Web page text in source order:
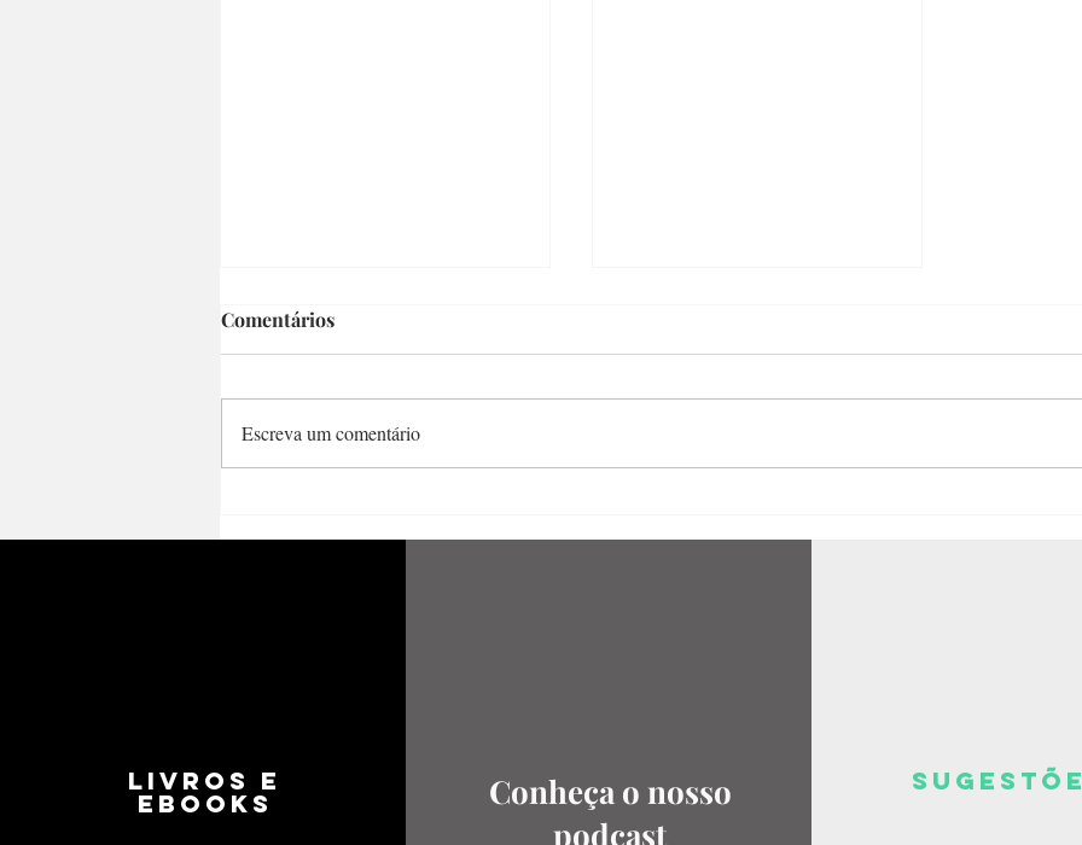
Quanto da gente cabe em uma
mais que a...
Comentários
Escreva um comentário
LIVROS E
EBOOKS
Conheça o nosso
podcast